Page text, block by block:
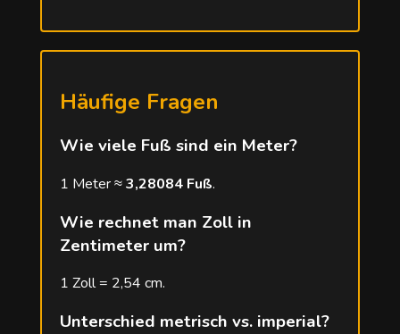
Häufige Fragen
Wie viele Fuß sind ein Meter?
1 Meter ≈3,28084 Fuß.
Wie rechnet man Zoll in
Zentimeter um?
1 Zoll = 2,54 cm.
Unterschied metrisch vs. imperial?